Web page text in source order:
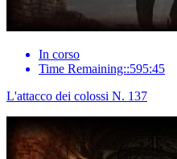
In corso
Time Remaining::595:45
L'attacco dei colossi N. 137